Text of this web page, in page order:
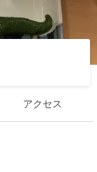
アクセス